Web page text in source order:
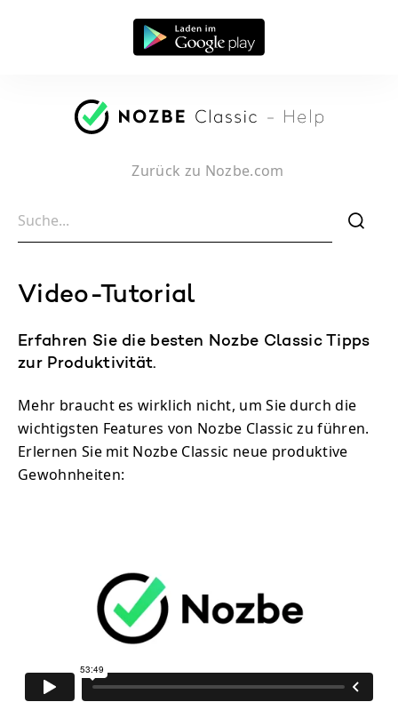
Zurück zu Nozbe.com
f
Video-Tutorial
Erfahren Sie die besten Nozbe Classic Tipps
zur Produktivität.
Mehr braucht es wirklich nicht, um Sie durch die
wichtigsten Features von Nozbe Classic zu führen.
Erlernen Sie mit Nozbe Classic neue produktive
Gewohnheiten: